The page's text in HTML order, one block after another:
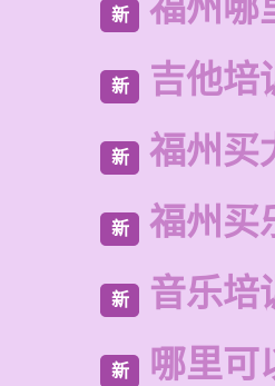
新 福州哪
新 吉他培
新 福州买
新 福州买
新 音乐培
新 哪里可